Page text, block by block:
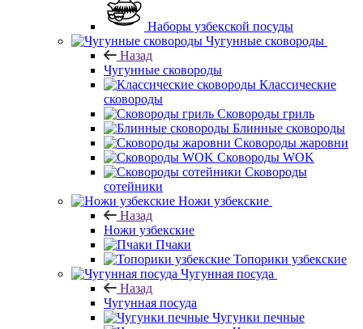
Наборы узбекской посуды
Чугунные сковороды
Назад
Чугунные сковороды
Классические
сковороды
Сковороды гриль
Блинные сковороды
Сковороды жаровни
Сковороды WOK
Сковороды
сотейники
Ножи узбекские
Назад
Ножи узбекские
Пчаки
Топорики узбекские
Чугунная посуда
Назад
Чугунная посуда
Чугунки печные